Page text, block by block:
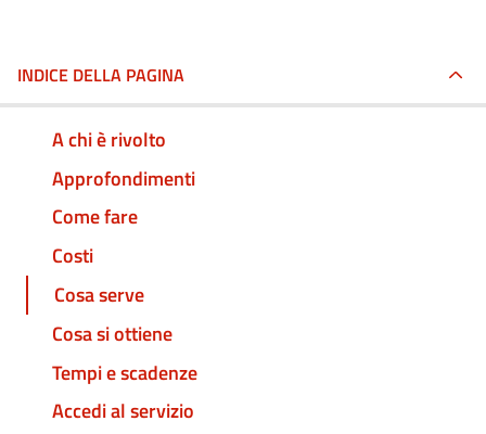
INDICE DELLA PAGINA
A chi è rivolto
Approfondimenti
Come fare
Costi
Cosa serve
Cosa si ottiene
Tempi e scadenze
Accedi al servizio